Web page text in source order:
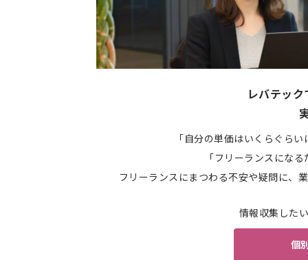
レバテッ
「自分の単価はいくらぐら
「フリーランスにな
フリーランスにまつわる不安や疑問に、
情報収集した
個